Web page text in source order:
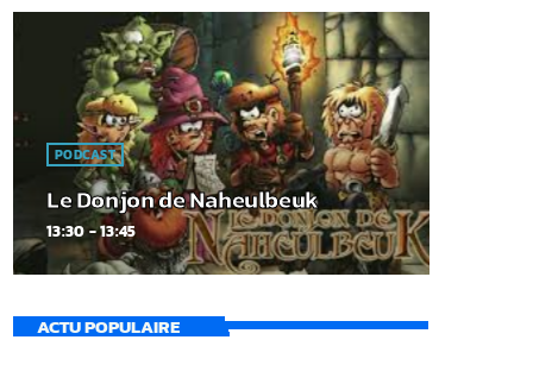
PODCAST
Le Donjon de Naheulbeuk
13:30 - 13:45
ACTU POPULAIRE